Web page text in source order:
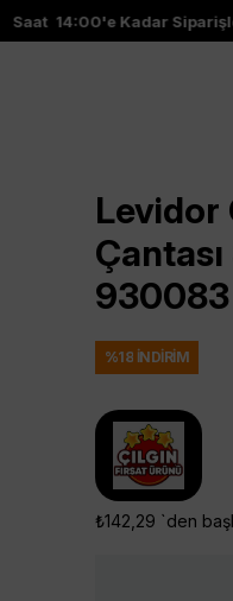
Saat 14:00'e Kadar
Levidor
930083
%18 İNDIRIM
₺142,29 `den